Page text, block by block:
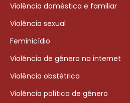
Violência doméstica e familiar
Violência sexual
Feminicídio
Violência de gênero na internet
Violência obstétrica
Violência política de gênero